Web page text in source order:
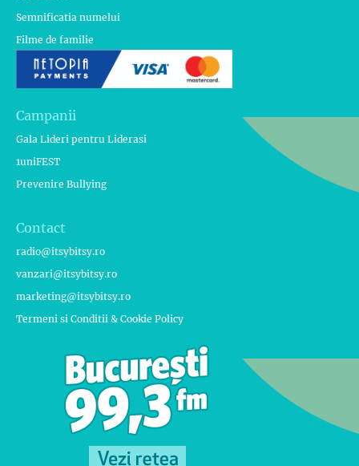
Semnificatia numelui
Filme de familie
Campanii
Gala Lideri pentru Liderasi
1uniFEST
Prevenire Bullying
Contact
radio@itsybitsy.ro
vanzari@itsybitsy.ro
marketing@itsybitsy.ro
Termeni si Conditii & Cookie Policy